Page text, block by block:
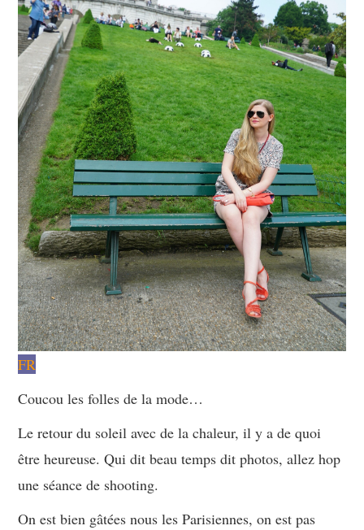
AJOUTANT MON PETIT
GRAIN DE FOLIE ET MES
PETITS TUYAUX…
FR
Coucou les folles de la mode…
Le retour du soleil avec de la chaleur, il y a de quoi
être heureuse. Qui dit beau temps dit photos, allez hop
une séance de shooting.
On est bien gâtées nous les Parisiennes, on est pas